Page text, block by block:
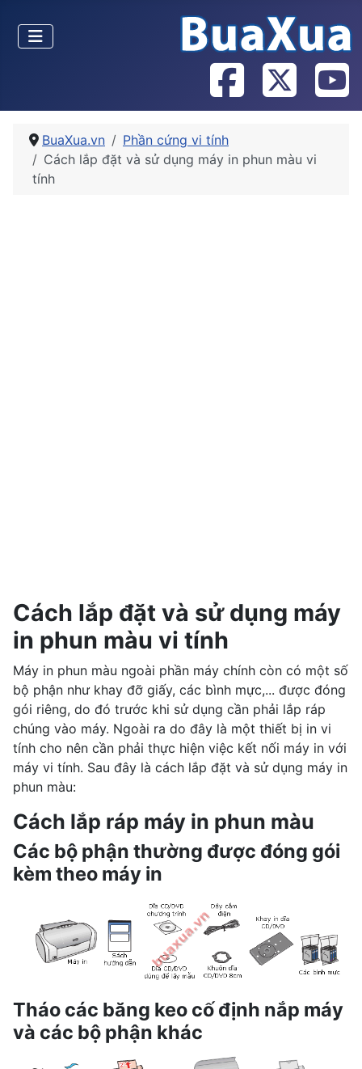
BuaXua.vn
Phần cứng vi tính
Cách lắp đặt và sử dụng máy in phun màu vi
tính
Cách lắp đặt và sử dụng máy
in phun màu vi tính
Máy in phun màu ngoài phần máy chính còn có một số
bộ phận như khay đỡ giấy, các bình mực,... được đóng
gói riêng, do đó trước khi sử dụng cần phải lắp ráp
chúng vào máy. Ngoài ra do đây là một thiết bị in vi
tính cho nên cần phải thực hiện việc kết nối máy in với
máy vi tính. Sau đây là cách lắp đặt và sử dụng máy in
phun màu:
Cách lắp ráp máy in phun màu
Các bộ phận thường được đóng gói
kèm theo máy in
Tháo các băng keo cố định nắp máy
và các bộ phận khác